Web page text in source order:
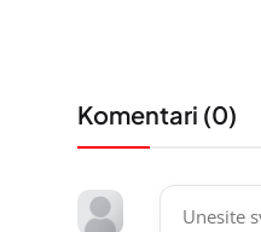
Komentari (0)